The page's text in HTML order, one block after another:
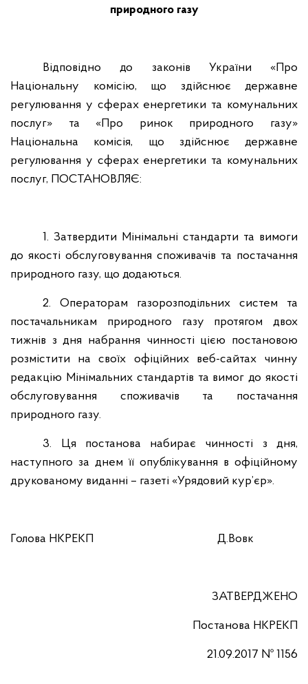
природного газу
Відповідно до законів України «Про
Національну комісію, що здійснює державне
регулювання у сферах енергетики та комунальних
послуг» та «Про ринок природного газу»
Національна комісія, що здійснює державне
регулювання у сферах енергетики та комунальних
послуг, ПОСТАНОВЛЯЄ:
1.Затвердити Мінімальні стандарти та вимоги
до якості обслуговування споживачів та постачання
природного газу, що додаються.
2.Операторам газорозподільних систем та
постачальникам природного газу протягом двох
тижнів з дня набрання чинності цією постановою
розмістити на своїх офіційних веб-сайтах чинну
редакцію Мінімальних стандартів та вимог до якості
обслуговування споживачів та постачання
природного газу.
3. Ця постанова набирає чинності з дня,
наступного за днем її опублікування в офіційному
друкованому виданні – газеті «Урядовий кур’єр».
Голова НКРЕКП Д.Вовк
ЗАТВЕРДЖЕНО
Постанова НКРЕКП
21.09.2017 № 1156